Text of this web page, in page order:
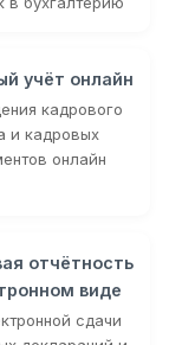
учёт онлайн
кадрового
и кадровых
онлайн
отчётность
виде
сдачи